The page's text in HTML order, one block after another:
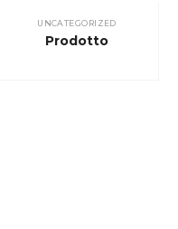
UNCATEGORIZED
Prodotto